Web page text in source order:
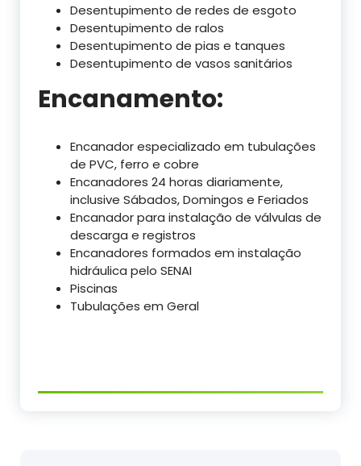
Desentupimento de redes de esgoto
Desentupimento de ralos
Desentupimento de pias e tanques
Desentupimento de vasos sanitários
Encanamento:
Encanador especializado em tubulações
de PVC, ferro e cobre
Encanadores 24 horas diariamente,
inclusive Sábados, Domingos e Feriados
Encanador para instalação de válvulas de
descarga e registros
Encanadores formados em instalação
hidráulica pelo SENAI
Piscinas
Tubulações em Geral